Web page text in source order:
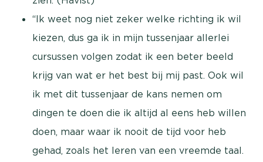
“Ik weet nog niet zeker welke richting ik wil
kiezen, dus ga ik in mijn tussenjaar allerlei
cursussen volgen zodat ik een beter beeld
krijg van wat er het best bij mij past. Ook wil
ik met dit tussenjaar de kans nemen om
dingen te doen die ik altijd al eens heb willen
doen, maar waar ik nooit de tijd voor heb
gehad, zoals het leren van een vreemde taal.